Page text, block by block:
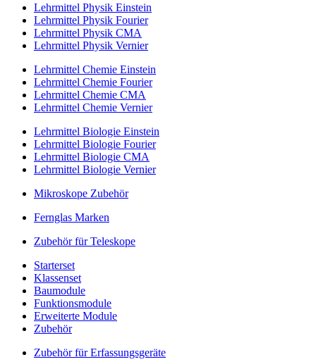
Lehrmittel Physik Einstein
Lehrmittel Physik Fourier
Lehrmittel Physik CMA
Lehrmittel Physik Vernier
Lehrmittel Chemie Einstein
Lehrmittel Chemie Fourier
Lehrmittel Chemie CMA
Lehrmittel Chemie Vernier
Lehrmittel Biologie Einstein
Lehrmittel Biologie Fourier
Lehrmittel Biologie CMA
Lehrmittel Biologie Vernier
Mikroskope Zubehör
Fernglas Marken
Zubehör für Teleskope
Starterset
Klassenset
Baumodule
Funktionsmodule
Erweiterte Module
Zubehör
Zubehör für Erfassungsgeräte